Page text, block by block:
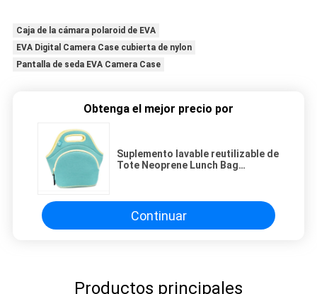
Caja de la cámara polaroid de EVA
EVA Digital Camera Case cubierta de nylon
Pantalla de seda EVA Camera Case
Obtenga el mejor precio por
Suplemento lavable reutilizable de
Tote Neoprene Lunch Bag
Continuar
Productos principales